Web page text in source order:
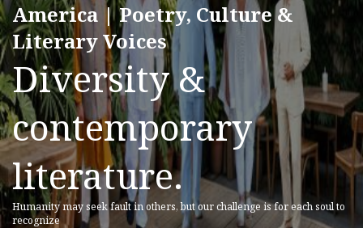
America | Poetry, Culture &
Literary Voices
Diversity &
contemporary
literature.
Humanity may seek fault in others, but our challenge is for each soul to
recognize